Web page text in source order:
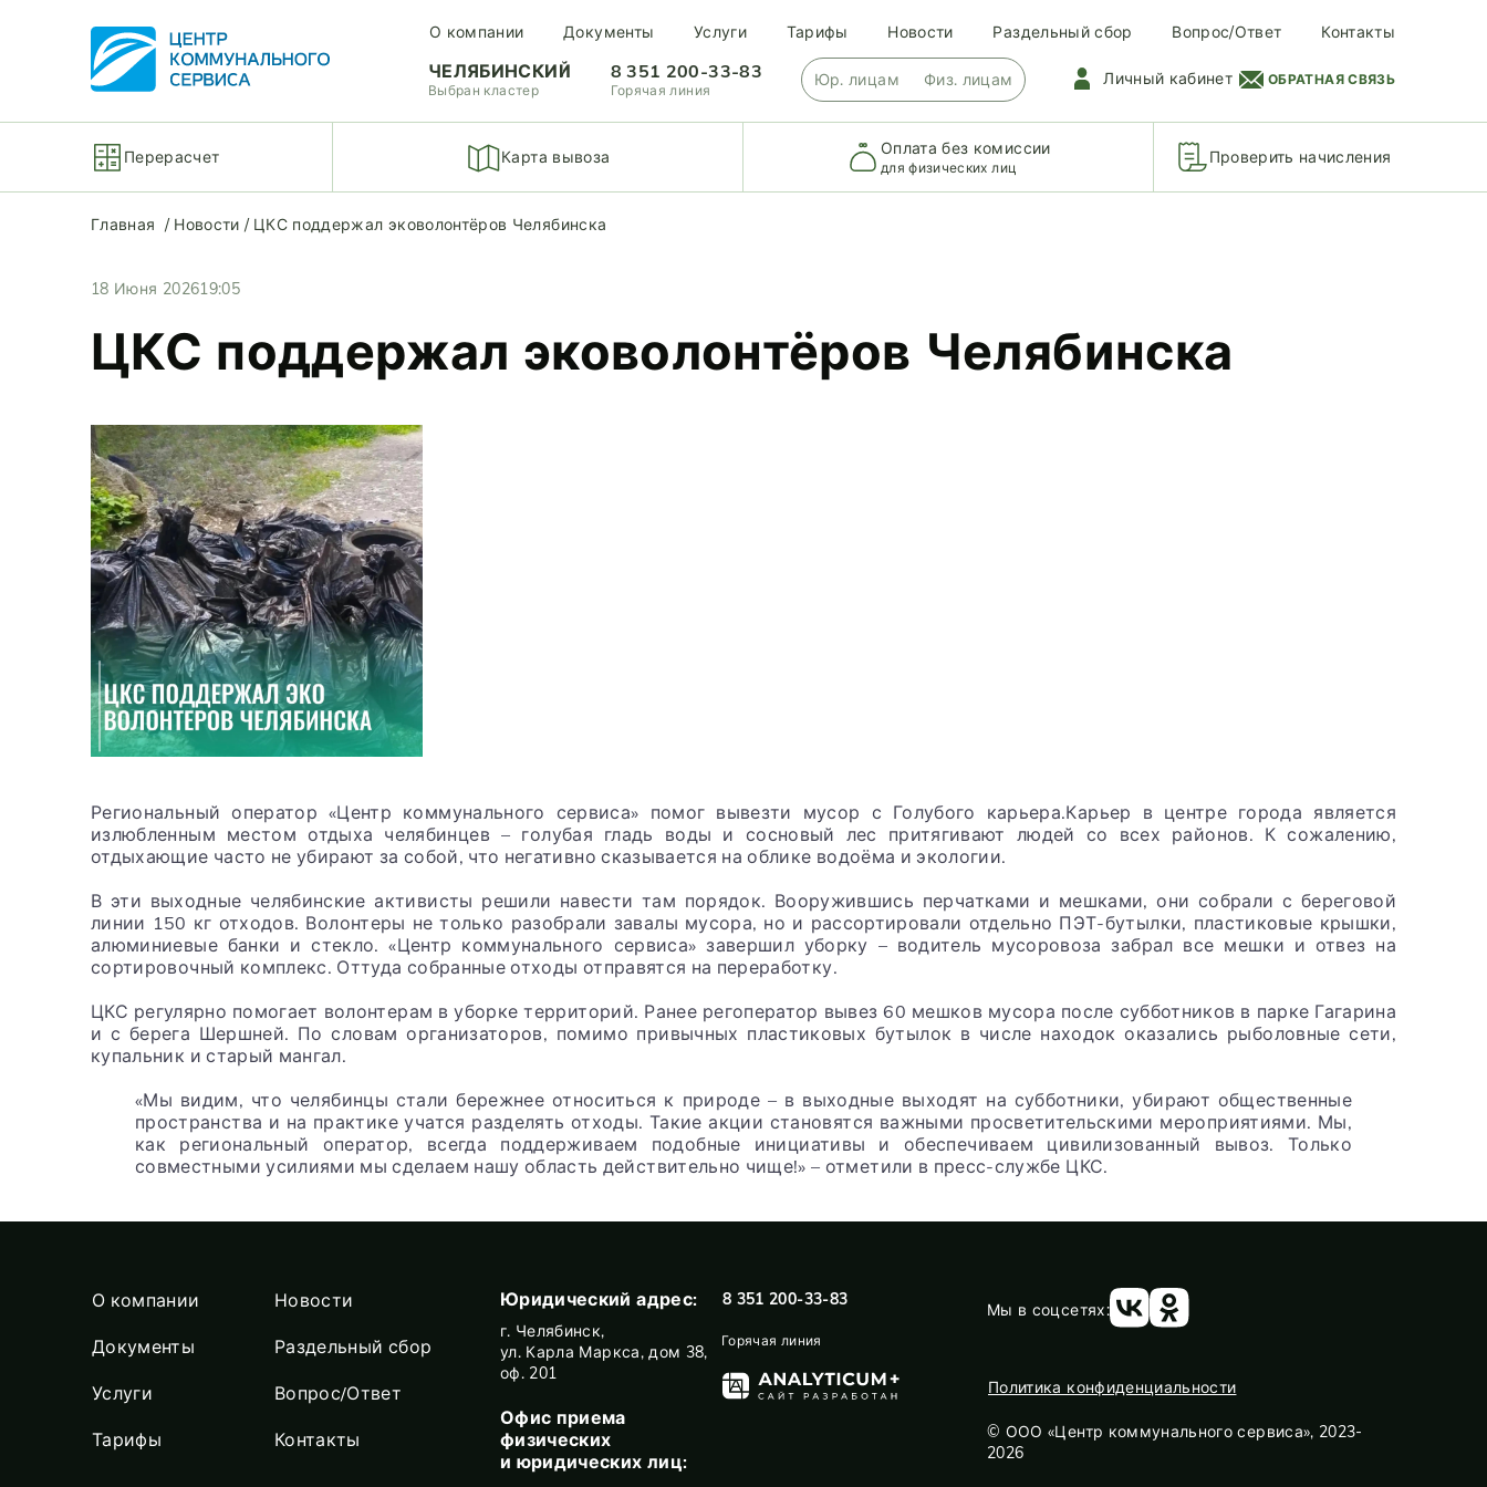
О компании Документы Услуги Тарифы Новости Раздельный сбор Вопрос/Ответ Контакты
ЧЕЛЯБИНСКИЙ
Выбран кластер
8 351 200-33-83
Горячая линия
Юр. лицам Физ. лицам Личный кабинет ОБРАТНАЯ СВЯЗЬ
Перерасчет Карта вывоза Оплата без комиссии
для физических лиц
Проверить начисления
Главная Новости ЦКС поддержал эковолонтёров Челябинска
18 Июня 202619:05
ЦКС поддержал эковолонтёров Челябинска
Региональный оператор «Центр коммунального сервиса» помог вывезти мусор с Голубого карьера.Карьер в центре города является
излюбленным местом отдыха челябинцев – голубая гладь воды и сосновый лес притягивают людей со всех районов. К сожалению,
отдыхающие часто не убирают за собой, что негативно сказывается на облике водоёма и экологии.
В эти выходные челябинские активисты решили навести там порядок. Вооружившись перчатками и мешками, они собрали с береговой
линии 150 кг отходов. Волонтеры не только разобрали завалы мусора, но и рассортировали отдельно ПЭТ-бутылки, пластиковые крышки,
алюминиевые банки и стекло. «Центр коммунального сервиса» завершил уборку – водитель мусоровоза забрал все мешки и отвез на
сортировочный комплекс. Оттуда собранные отходы отправятся на переработку.
ЦКС регулярно помогает волонтерам в уборке территорий. Ранее регоператор вывез 60 мешков мусора после субботников в парке Гагарина
и с берега Шершней. По словам организаторов, помимо привычных пластиковых бутылок в числе находок оказались рыболовные сети,
купальник и старый мангал.
«Мы видим, что челябинцы стали бережнее относиться к природе – в выходные выходят на субботники, убирают общественные
пространства и на практике учатся разделять отходы. Такие акции становятся важными просветительскими мероприятиями. Мы,
как региональный оператор, всегда поддерживаем подобные инициативы и обеспечиваем цивилизованный вывоз. Только
совместными усилиями мы сделаем нашу область действительно чище!» – отметили в пресс-службе ЦКС.
О компании
Документы
Услуги
Тарифы
Новости
Раздельный сбор
Вопрос/Ответ
Контакты
Юридический адрес:
г. Челябинск,
ул. Карла Маркса, дом 38,
оф. 201
Офис приема
физических
и юридических лиц:
8 351 200-33-83
Горячая линия
Мы в соцсетях:
Политика конфиденциальности
© ООО «Центр коммунального сервиса», 2023-
2026